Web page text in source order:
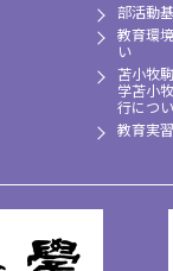
部活動
教育環
い
苫小牧
学苫小
行につ
教育実